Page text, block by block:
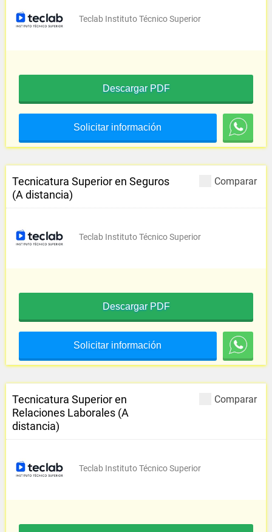
Teclab Instituto Técnico Superior
Descargar PDF
Solicitar información
Comparar
Tecnicatura Superior en Seguros
(A distancia)
Teclab Instituto Técnico Superior
Descargar PDF
Solicitar información
Comparar
Tecnicatura Superior en
Relaciones Laborales (A
distancia)
Teclab Instituto Técnico Superior